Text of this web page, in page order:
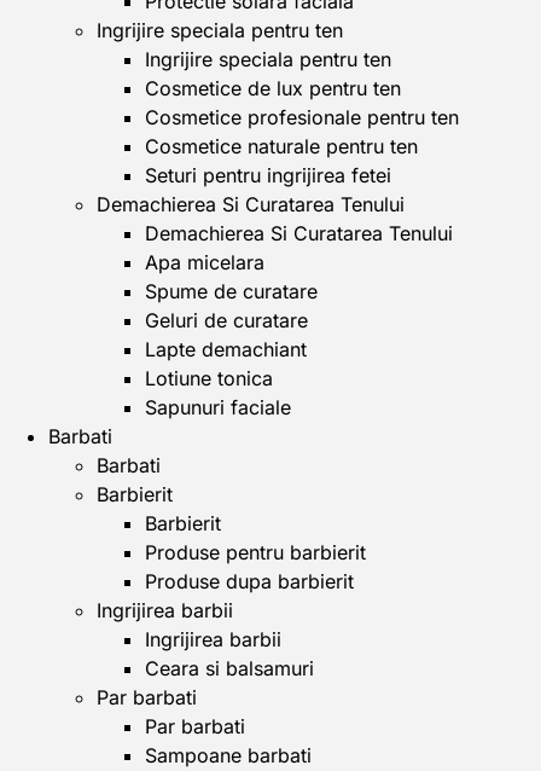
Ingrijire speciala pentru ten
Ingrijire speciala pentru ten
Cosmetice de lux pentru ten
Cosmetice profesionale pentru ten
Cosmetice naturale pentru ten
Seturi pentru ingrijirea fetei
Demachierea Si Curatarea Tenului
Demachierea Si Curatarea Tenului
Apa micelara
Spume de curatare
Geluri de curatare
Lapte demachiant
Lotiune tonica
Sapunuri faciale
Barbati
Barbati
Barbierit
Barbierit
Produse pentru barbierit
Produse dupa barbierit
Ingrijirea barbii
Ingrijirea barbii
Ceara si balsamuri
Par barbati
Par barbati
Sampoane barbati